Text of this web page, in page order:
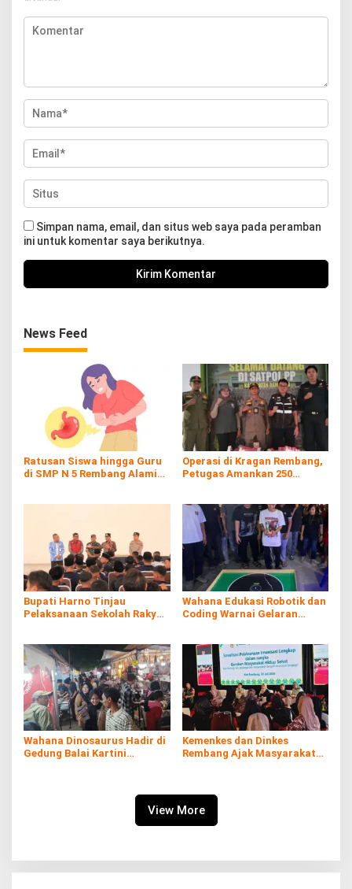
Simpan nama, email, dan situs web saya pada peramban
ini untuk komentar saya berikutnya.
News Feed
Ratusan Siswa hingga Guru
di SMP N 5 Rembang Alami
Operasi di Kragan Rembang,
Petugas Amankan 250
Bupati Harno Tinjau
Pelaksanaan Sekolah Rakyat
Wahana Edukasi Robotik dan
Coding Warnai Gelaran
Wahana Dinosaurus Hadir di
Gedung Balai Kartini
Kemenkes dan Dinkes
Rembang Ajak Masyarakat
View More